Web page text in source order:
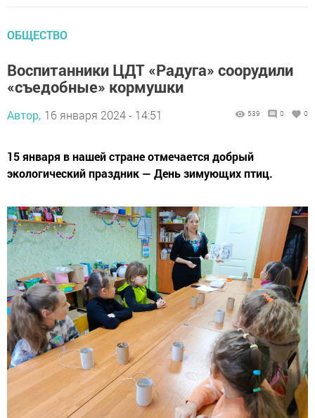
ОБЩЕСТВО
Воспитанники ЦДТ «Радуга» соорудили
«съедобные» кормушки
Автор, 16 января 2024 - 14:51 539 0 0
15 января в нашей стране отмечается добрый
экологический праздник — День зимующих птиц.